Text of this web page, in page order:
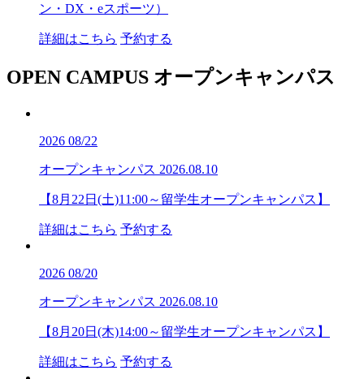
ン・DX・eスポーツ）
詳細はこちら 予約する
OPEN CAMPUS オープンキャンパス
2026 08/22
オープンキャンパス 2026.08.10
【8月22日(土)11:00～留学生オープンキャンパス】
詳細はこちら 予約する
2026 08/20
オープンキャンパス 2026.08.10
【8月20日(木)14:00～留学生オープンキャンパス】
詳細はこちら 予約する